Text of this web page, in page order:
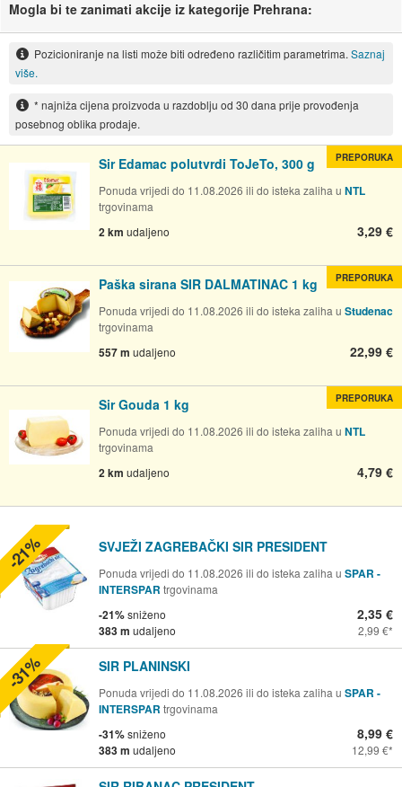
Mogla bi te zanimati akcije iz kategorije Prehrana:
Pozicioniranje na listi može biti određeno različitim parametrima. Saznaj
više.
* najniža cijena proizvoda u razdoblju od 30 dana prije provođenja
posebnog oblika prodaje.
Sir Edamac polutvrdi ToJeTo, 300 g
Ponuda vrijedi do 11.08.2026 ili do isteka zaliha u NTL
trgovinama
2 km udaljeno 3,29 €
PREPORUKA
Paška sirana SIR DALMATINAC 1 kg
Ponuda vrijedi do 11.08.2026 ili do isteka zaliha u Studenac
trgovinama
557 m udaljeno 22,99 €
PREPORUKA
Sir Gouda 1 kg
Ponuda vrijedi do 11.08.2026 ili do isteka zaliha u NTL
trgovinama
2 km udaljeno 4,79 €
PREPORUKA
SVJEŽI ZAGREBAČKI SIR PRESIDENT
Ponuda vrijedi do 11.08.2026 ili do isteka zaliha u SPAR -
INTERSPAR trgovinama
-21%sniženo
383 m udaljeno
2,35 €
2,99 €
-21%
SIR PLANINSKI
Ponuda vrijedi do 11.08.2026 ili do isteka zaliha u SPAR -
INTERSPAR trgovinama
-31%sniženo
383 m udaljeno
8,99 €
12,99 €
-31%